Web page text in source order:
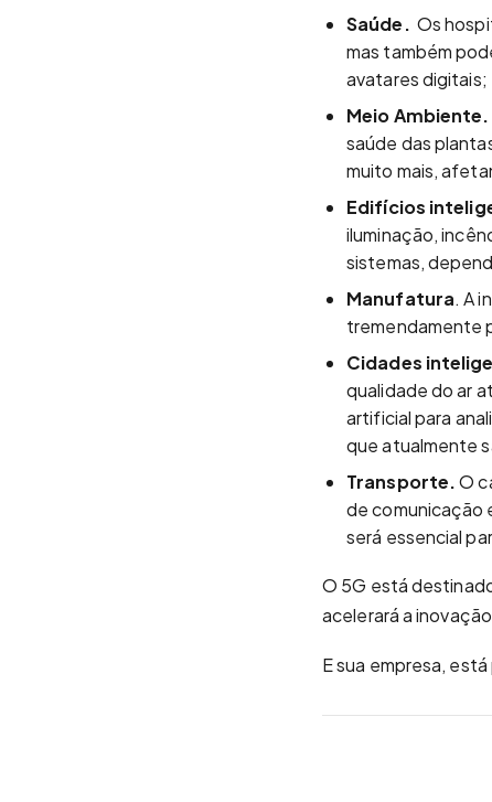
Saúde. Os
mas também
avatares digitais;
Meio Ambiente.
saúde das
muito mais,
Edifícios
iluminação,
sistemas,
Manufatura. A
tremendamente
Cidades
qualidade do ar
artificial para
que atualmente
Transporte.O
de comunicação
será essencial
O 5G está
acelerará a
E sua empresa,